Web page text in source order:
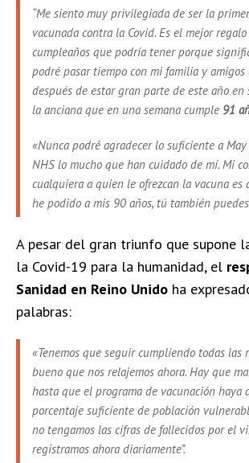
“Me siento muy privilegiada de ser la
vacunada contra la Covid. Es el mejor
cumpleaños que podría tener porque
podré pasar tiempo con mi familia y amigos
después de estar gran parte de este año en
la anciana que en una semana cumple 91
«Nunca podré agradecer lo suficiente a
NHS lo mucho que han cuidado de mí. Mi
cualquiera a quien le ofrezcan la vacuna es
he podido a mis 90 años, tú también
A pesar del gran triunfo que supone
la Covid-19 para la humanidad, el
Sanidad en Reino Unido ha
palabras:
«Tenemos que seguir cumpliendo todas las
bueno que nos relajemos ahora. Hay que
hasta que el programa de vacunación haya
porcentaje suficiente de población
no tengamos las cifras de fallecidos por el
registramos ahora diariamente”.